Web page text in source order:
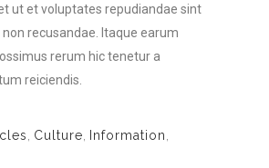
ut et voluptates repudiandae sint
recusandae. Itaque earum
rerum hic tenetur a
reiciendis.
Culture Information